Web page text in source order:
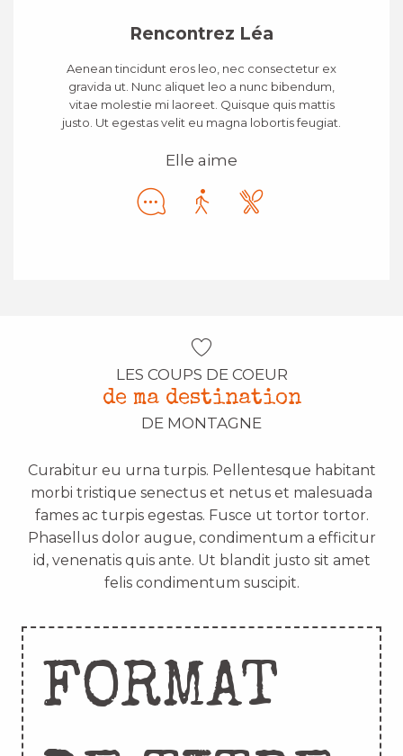
Rencontrez Léa
Aenean tincidunt eros leo, nec consectetur ex
gravida ut. Nunc aliquet leo a nunc bibendum,
vitae molestie mi laoreet. Quisque quis mattis
justo. Ut egestas velit eu magna lobortis feugiat.
Elle aime
LES COUPS DE COEUR
de ma destination
DE MONTAGNE
Curabitur eu urna turpis. Pellentesque habitant
morbi tristique senectus et netus et malesuada
fames ac turpis egestas. Fusce ut tortor tortor.
Phasellus dolor augue, condimentum a efficitur
id, venenatis quis ante. Ut blandit justo sit amet
felis condimentum suscipit.
FORMAT